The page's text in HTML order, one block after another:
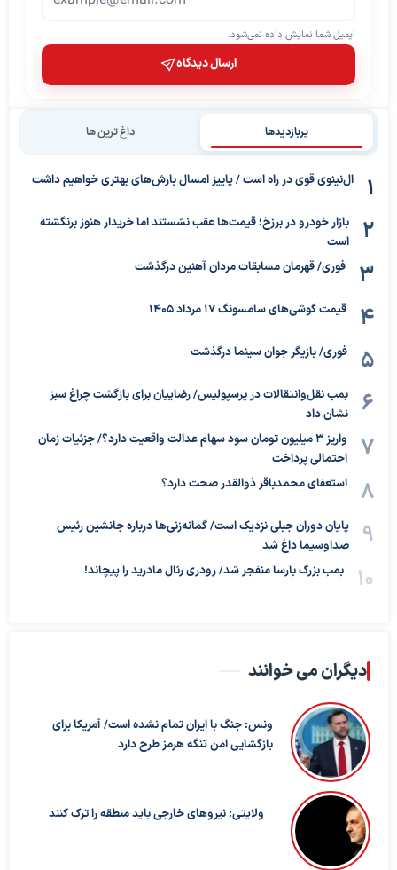
ایمیل شما نمایش داده نمی‌شود.
ارسال دیدگاه
پربازدیدها داغ ترین ها
ال‌نینوی قوی در راه است / پاییز امسال بارش‌های بهتری خواهیم داشت
بازار خودرو در برزخ؛ قیمت‌ها عقب نشستند اما خریدار هنوز برنگشته
است
فوری/ قهرمان مسابقات مردان آهنین درگذشت
قیمت گوشی‌های سامسونگ 17 مرداد 1405
فوری/ بازیگر جوان سینما درگذشت
بمب نقل‌وانتقالات در پرسپولیس/ رضاییان برای بازگشت چراغ سبز
نشان داد
واریز ۳ میلیون تومان سود سهام عدالت واقعیت دارد؟/ جزئیات زمان
احتمالی پرداخت
استعفای محمدباقر ذوالقدر صحت دارد؟
پایان دوران جبلی نزدیک است/ گمانه‌زنی‌ها درباره جانشین رئیس
صداوسیما داغ شد
بمب بزرگ بارسا منفجر شد/ رودری رئال مادرید را پیچاند!
دیگران می خوانند
ونس: جنگ با ایران تمام نشده است/ آمریکا برای
بازگشایی امن تنگه هرمز طرح دارد
ولایتی: نیروهای خارجی باید منطقه را ترک کنند